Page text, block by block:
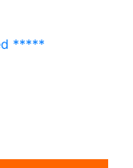
*****